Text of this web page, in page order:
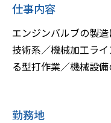
仕事内容
エンジンバルブの製
技術系／機械加工ラ
る型打作業／機械設
勤務地